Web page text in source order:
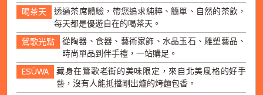
喝茶天
透過茶席體驗，帶您追求純粹、簡單、自然的茶飲，
每天都是優遊自在的喝茶天。
鶯歌光點
從陶器、食器、藝術家飾、水晶玉石、雕塑藝品、
時尚單品到伴手禮，一站購足。
ESÜWA
藏身在鶯歌老街的美味限定，來自北美風格的好手
藝，沒有人能抵擋剛出爐的烤麵包香。